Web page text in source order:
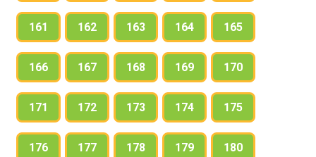
161 162 163 164 165
166 167 168 169 170
171 172 173 174 175
176 177 178 179 180